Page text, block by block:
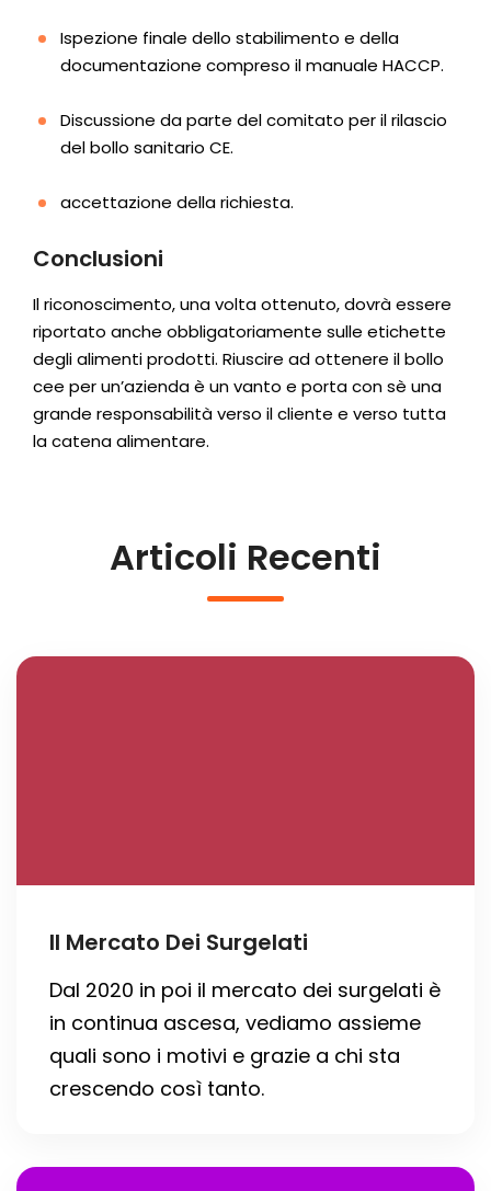
Ispezione finale dello stabilimento e della
documentazione compreso il manuale HACCP.
Discussione da parte del comitato per il rilascio
del bollo sanitario CE.
accettazione della richiesta.
Conclusioni
Il riconoscimento, una volta ottenuto, dovrà essere
riportato anche obbligatoriamente sulle etichette
degli alimenti prodotti. Riuscire ad ottenere il bollo
cee per un’azienda è un vanto e porta con sè una
grande responsabilità verso il cliente e verso tutta
la catena alimentare.
Articoli Recenti
Il Mercato Dei Surgelati
Dal 2020 in poi il mercato dei surgelati è
in continua ascesa, vediamo assieme
quali sono i motivi e grazie a chi sta
crescendo così tanto.